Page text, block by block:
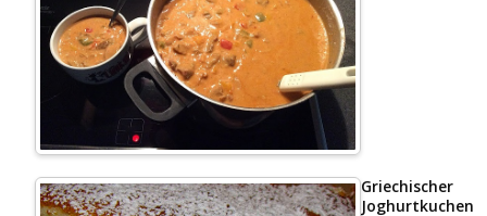
Griechischer
Joghurtkuchen